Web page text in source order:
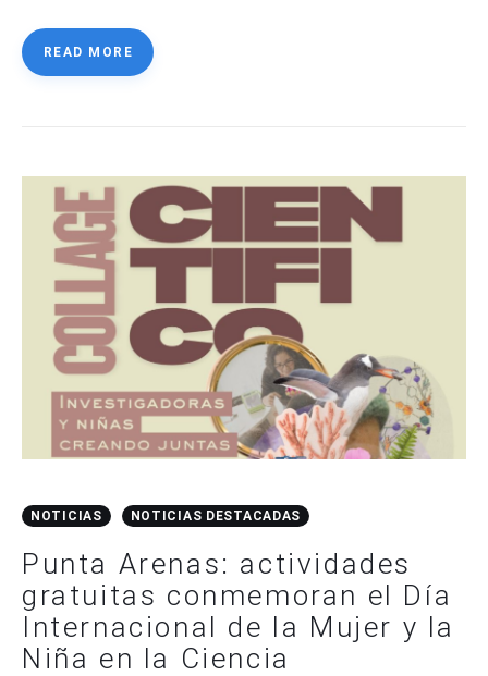
READ MORE
NOTICIAS NOTICIAS DESTACADAS
Punta Arenas: actividades
gratuitas conmemoran el Día
Internacional de la Mujer y la
Niña en la Ciencia